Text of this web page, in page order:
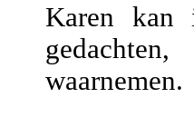
Karen kan
waarnemen.